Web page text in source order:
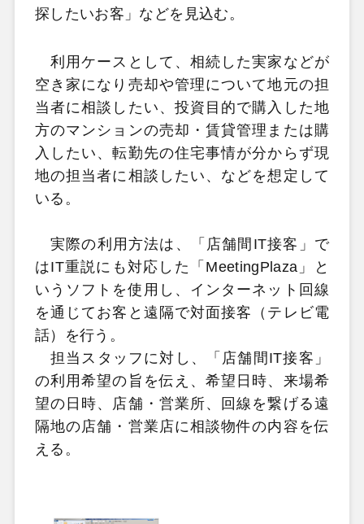
探したいお客」などを見込む。
利用ケースとして、相続した実家などが
空き家になり売却や管理について地元の担
当者に相談したい、投資目的で購入した地
方のマンションの売却・賃貸管理または購
入したい、転勤先の住宅事情が分からず現
地の担当者に相談したい、などを想定して
いる。
実際の利用方法は、「店舗間IT接客」で
はIT重説にも対応した「MeetingPlaza」と
いうソフトを使用し、インターネット回線
を通じてお客と遠隔で対面接客（テレビ電
話）を行う。
担当スタッフに対し、「店舗間IT接客」
の利用希望の旨を伝え、希望日時、来場希
望の日時、店舗・営業所、回線を繋げる遠
隔地の店舗・営業店に相談物件の内容を伝
える。